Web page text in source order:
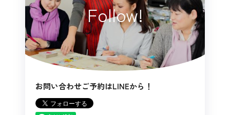
Follow!
お問い合わせご予約はLINEから！